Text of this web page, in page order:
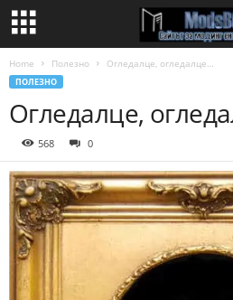
Home Полезно Огледалце, огледалце…
ПОЛЕЗНО
Огледалце,
568 0